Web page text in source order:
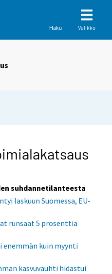
Haku Valikko
suhdannetilanteesta
laskuun Suomessa, EU-
runsaat 5 prosenttia
enemmän kuin myynti
kasvuvauhti hidastui